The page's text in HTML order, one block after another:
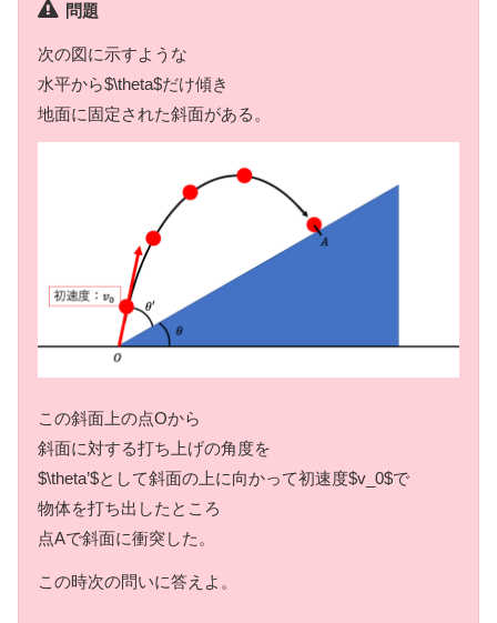
問題
次の図に示すような
水平から$\theta$だけ傾き
地面に固定された斜面がある。
この斜面上の点Oから
斜面に対する打ち上げの角度を
$\theta’$として斜面の上に向かって初速度$v_0$で
物体を打ち出したところ
点Aで斜面に衝突した。
この時次の問いに答えよ。